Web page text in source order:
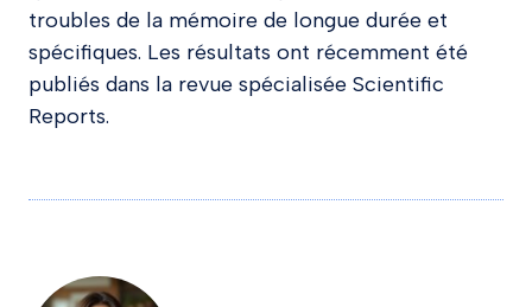
troubles de la mémoire de longue durée et
spécifiques. Les résultats ont récemment été
publiés dans la revue spécialisée Scientific
Reports.